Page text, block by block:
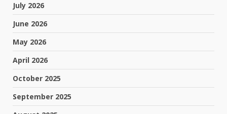
July 2026
June 2026
May 2026
April 2026
October 2025
September 2025